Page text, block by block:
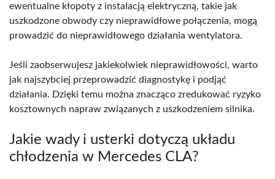
ewentualne kłopoty z instalacją elektryczną, takie jak
uszkodzone obwody czy nieprawidłowe połączenia, mogą
prowadzić do nieprawidłowego działania wentylatora.
Jeśli zaobserwujesz jakiekolwiek nieprawidłowości, warto
jak najszybciej przeprowadzić diagnostykę i podjąć
działania. Dzięki temu można znacząco zredukować ryzyko
kosztownych napraw związanych z uszkodzeniem silnika.
Jakie wady i usterki dotyczą układu
chłodzenia w Mercedes CLA?